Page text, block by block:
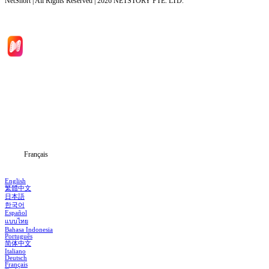
Français
English
繁體中文
日本語
한국어
Español
แบบไทย
Bahasa Indonesia
Português
简体中文
Italiano
Deutsch
Français